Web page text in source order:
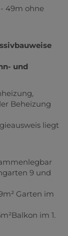
49m ohne
und
Beheizung
liegt
9 und
Garten im
im 1.